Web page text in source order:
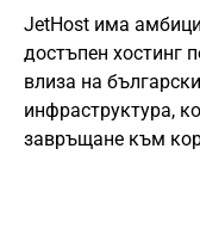
JetHost има
достъпен хостинг
влиза на
инфраструктура,
завръщане към